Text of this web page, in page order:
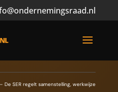
De SER regelt samenstelling, werkwijze